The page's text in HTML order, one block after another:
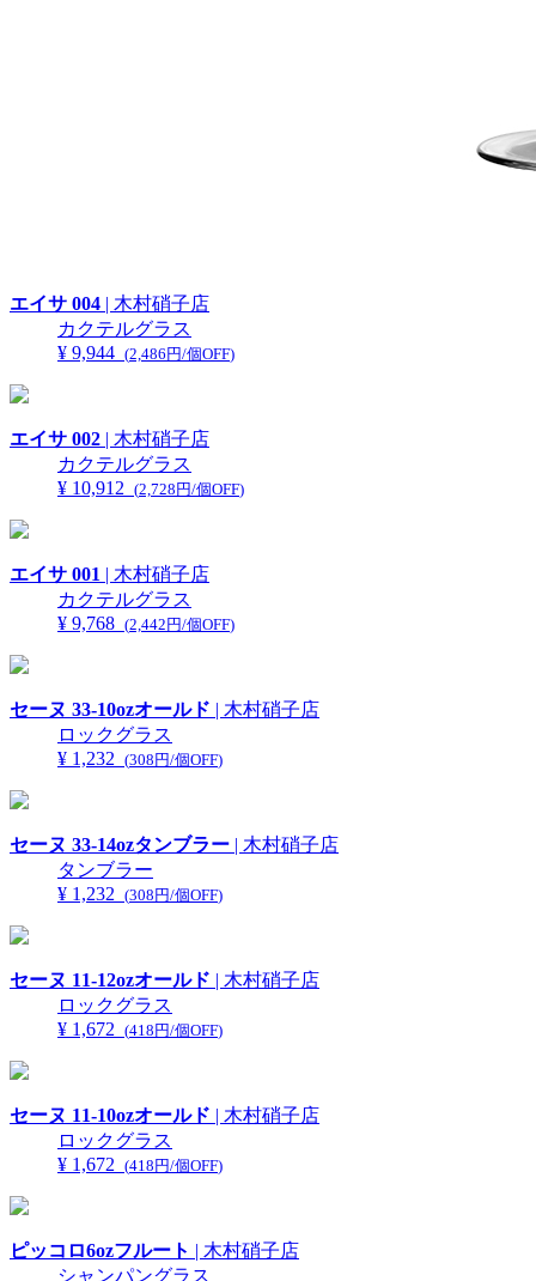
エイサ 004 | 木村硝子店
カクテルグラス
¥ 9,944 (2,486円/個OFF)
エイサ 002 | 木村硝子店
カクテルグラス
¥ 10,912 (2,728円/個OFF)
エイサ 001 | 木村硝子店
カクテルグラス
¥ 9,768 (2,442円/個OFF)
セーヌ 33-10ozオールド | 木村硝子店
ロックグラス
¥ 1,232 (308円/個OFF)
セーヌ 33-14ozタンブラー | 木村硝子店
タンブラー
¥ 1,232 (308円/個OFF)
セーヌ 11-12ozオールド | 木村硝子店
ロックグラス
¥ 1,672 (418円/個OFF)
セーヌ 11-10ozオールド | 木村硝子店
ロックグラス
¥ 1,672 (418円/個OFF)
ピッコロ6ozフルート | 木村硝子店
シャンパングラス